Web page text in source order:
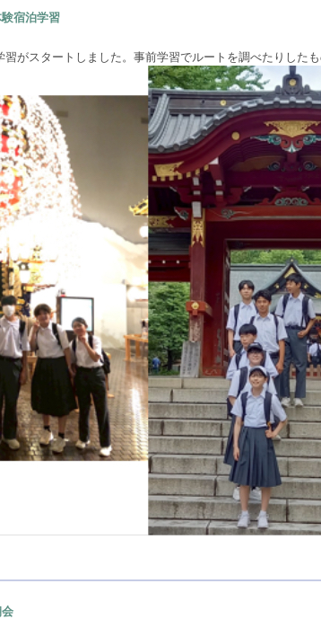
宿泊学習
習がスタートしました。事前学習でルートを調べたりした